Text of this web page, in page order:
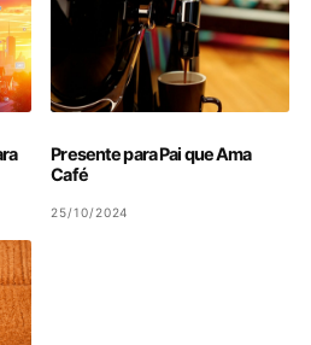
Presente para Pai que Ama
Café
25/10/2024